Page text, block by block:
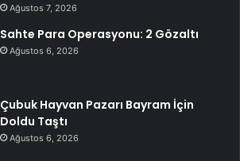
Ağustos 7, 2026
Sahte Para Operasyonu: 2 Gözaltı
Ağustos 6, 2026
Çubuk Hayvan Pazarı Bayram İçin
Doldu Taştı
Ağustos 6, 2026